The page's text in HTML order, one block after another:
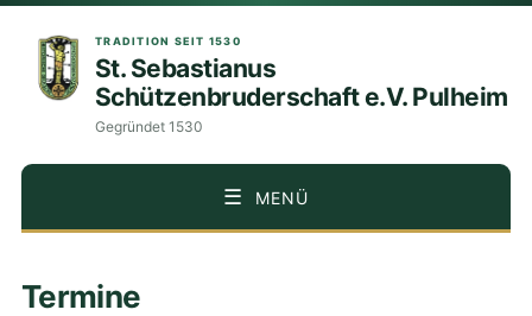
TRADITION SEIT 1530
St. Sebastianus
Schützenbruderschaft e.V. Pulheim
Gegründet 1530
MENÜ
INHALT
Termine